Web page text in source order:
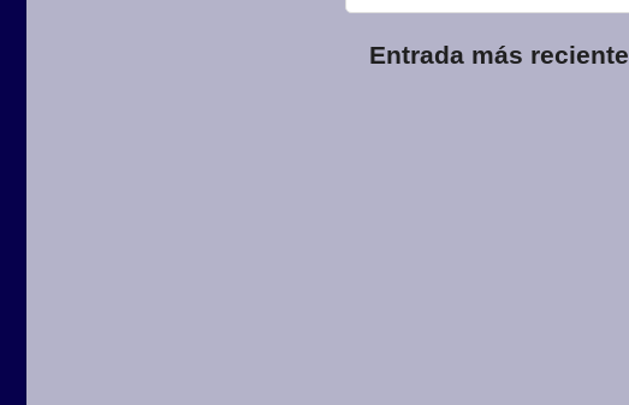
Entrada más reciente